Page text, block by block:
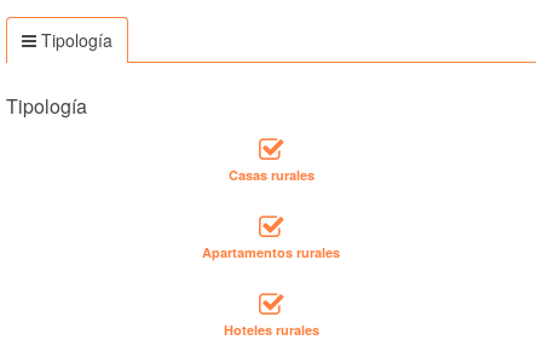
Tipología
Tipología
Casas rurales
Apartamentos rurales
Hoteles rurales